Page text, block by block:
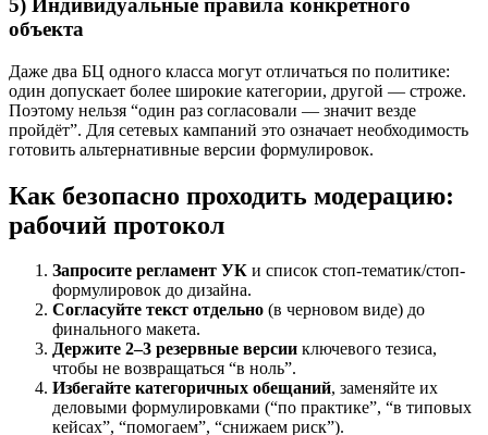
5) Индивидуальные правила конкретного
объекта
Даже два БЦ одного класса могут отличаться по политике:
один допускает более широкие категории, другой — строже.
Поэтому нельзя “один раз согласовали — значит везде
пройдёт”. Для сетевых кампаний это означает необходимость
готовить альтернативные версии формулировок.
Как безопасно проходить модерацию:
рабочий протокол
Запросите регламент УК и список стоп-тематик/стоп-
формулировок до дизайна.
Согласуйте текст отдельно (в черновом виде) до
финального макета.
Держите 2–3 резервные версии ключевого тезиса,
чтобы не возвращаться “в ноль”.
Избегайте категоричных обещаний, заменяйте их
деловыми формулировками (“по практике”, “в типовых
кейсах”, “помогаем”, “снижаем риск”).